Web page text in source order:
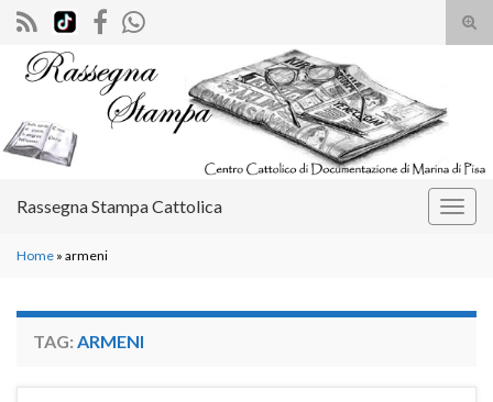
il
Search for:
Rassegna Stampa Cattolica
Home » armeni
TAG: ARMENI